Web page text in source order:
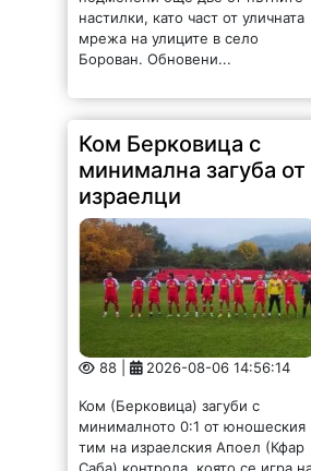
настилки, като част от уличната
мрежа на улиците в село
Борован. Обновени...
Ком Берковица с
минимална загуба от
израелци
88 | 2026-08-06 14:56:14
Ком (Берковица) загуби с
минималното 0:1 от юношеския
тим на израелския Апоел (Кфар
Саба) контрола, която се игра на